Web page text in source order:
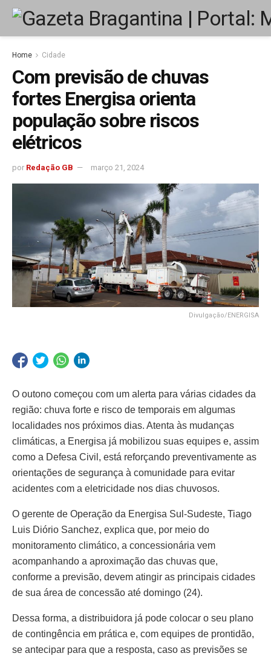
Home Cidade
Com previsão de chuvas
fortes Energisa orienta
população sobre riscos
elétricos
por Redação GB março 21, 2024
Divulgação/ENERGISA
O outono começou com um alerta para várias cidades da
região: chuva forte e risco de temporais em algumas
localidades nos próximos dias. Atenta às mudanças
climáticas, a Energisa já mobilizou suas equipes e, assim
como a Defesa Civil, está reforçando preventivamente as
orientações de segurança à comunidade para evitar
acidentes com a eletricidade nos dias chuvosos.
O gerente de Operação da Energisa Sul-Sudeste, Tiago
Luis Diório Sanchez, explica que, por meio do
monitoramento climático, a concessionária vem
acompanhando a aproximação das chuvas que,
conforme a previsão, devem atingir as principais cidades
de sua área de concessão até domingo (24).
Dessa forma, a distribuidora já pode colocar o seu plano
de contingência em prática e, com equipes de prontidão,
se antecipar para que a resposta, caso as previsões se